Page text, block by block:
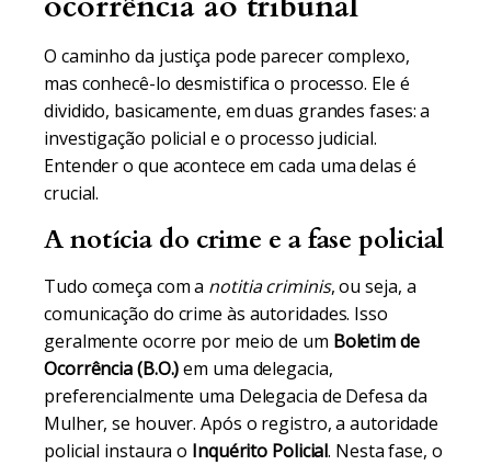
O caminho da justiça pode parecer complexo,
mas conhecê-lo desmistifica o processo. Ele é
dividido, basicamente, em duas grandes fases: a
investigação policial e o processo judicial.
Entender o que acontece em cada uma delas é
crucial.
A notícia do crime e a fase policial
Tudo começa com a notitia criminis, ou seja, a
comunicação do crime às autoridades. Isso
geralmente ocorre por meio de um Boletim de
Ocorrência (B.O.)em uma delegacia,
preferencialmente uma Delegacia de Defesa da
Mulher, se houver. Após o registro, a autoridade
policial instaura o Inquérito Policial. Nesta fase, o